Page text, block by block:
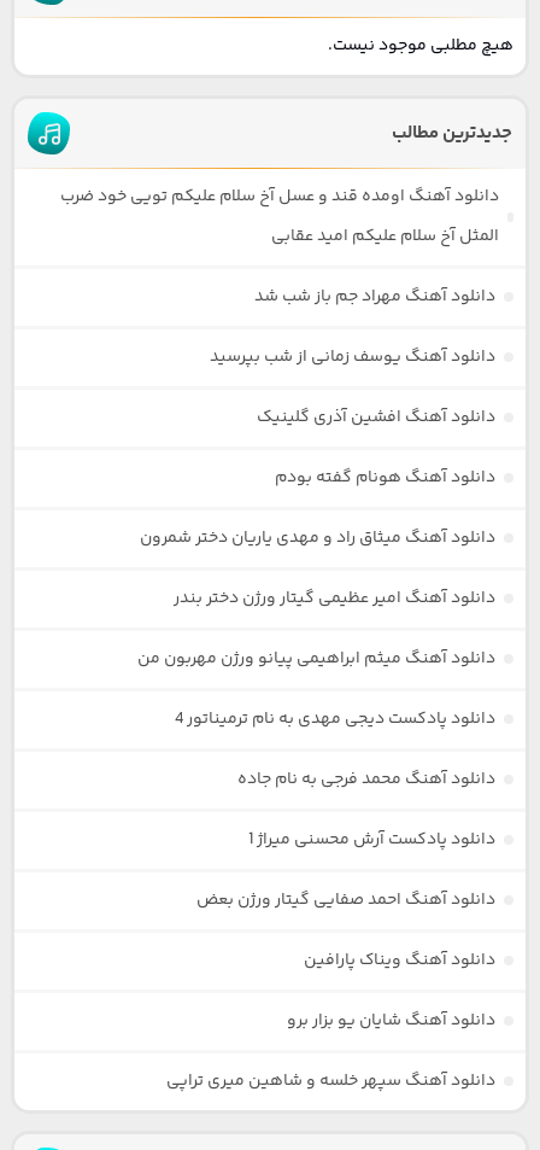
هیچ مطلبی موجود نیست.
جدیدترین مطالب
دانلود آهنگ اومده قند و عسل آخ سلام علیکم تویی خود ضرب
المثل آخ سلام علیکم امید عقابی
دانلود آهنگ مهراد جم باز شب شد
دانلود آهنگ یوسف زمانی از شب بپرسید
دانلود آهنگ افشین آذری گلینیک
دانلود آهنگ هونام گفته بودم
دانلود آهنگ میثاق راد و مهدی یاریان دختر شمرون
دانلود آهنگ امیر عظیمی گیتار ورژن دختر بندر
دانلود آهنگ میثم ابراهیمی پیانو ورژن مهربون من
دانلود پادکست دیجی مهدی به نام ترمیناتور 4
دانلود آهنگ محمد فرجی به نام جاده
دانلود پادکست آرش محسنی میراژ 1
دانلود آهنگ احمد صفایی گیتار ورژن بعض
دانلود آهنگ ویناک پارافین
دانلود آهنگ شایان یو بزار برو
دانلود آهنگ سپهر خلسه و شاهین میری تراپی